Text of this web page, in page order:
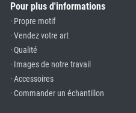
Pour plus d'informations
· Propre motif
· Vendez votre art
· Qualité
· Images de notre travail
· Accessoires
· Commander un échantillon